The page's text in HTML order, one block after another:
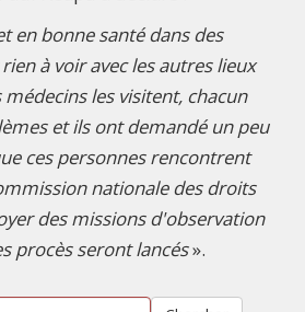
en bonne santé dans des
à voir avec les autres lieux
les visitent, chacun
et ils ont demandé un peu
ces personnes rencontrent
nationale des droits
des missions d'observation
procès seront lancés».